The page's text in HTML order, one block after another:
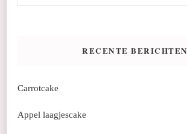
RECENTE BERICHTEN
Carrotcake
Appel laagjescake